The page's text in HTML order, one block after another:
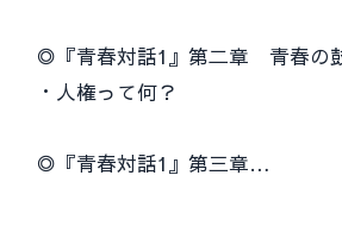
◎『青春対話1』第二章 青春の
・人権って何？
◎『青春対話1』第三章…